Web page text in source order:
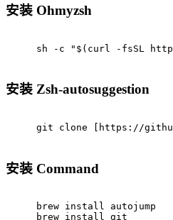
安装 Ohmyzsh
sh -c " $(curl -fsSL
安装 Zsh-autosuggestion
git clone [https://
安装 Command
brew install autojump
brew install git